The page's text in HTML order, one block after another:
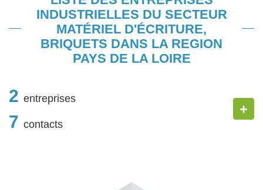
INDUSTRIELLES DU SECTEUR
MATÉRIEL D'ÉCRITURE,
BRIQUETS DANS LA REGION
PAYS DE LA LOIRE
2 entreprises
7 contacts
+